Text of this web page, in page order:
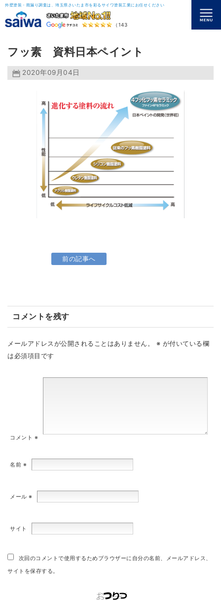
外壁塗装・雨漏り調査は、埼玉県さいたま市を彩るサイワ塗装工業にお任せください
（143）
フッ素 資料日本ペイント
2020年09月04日
前の記事へ
コメントを残す
メールアドレスが公開されることはありません。 ※ が付いている欄
は必須項目です
コメント ※
名前 ※
メール ※
サイト
次回のコメントで使用するためブラウザーに自分の名前、メールアドレス、
サイトを保存する。